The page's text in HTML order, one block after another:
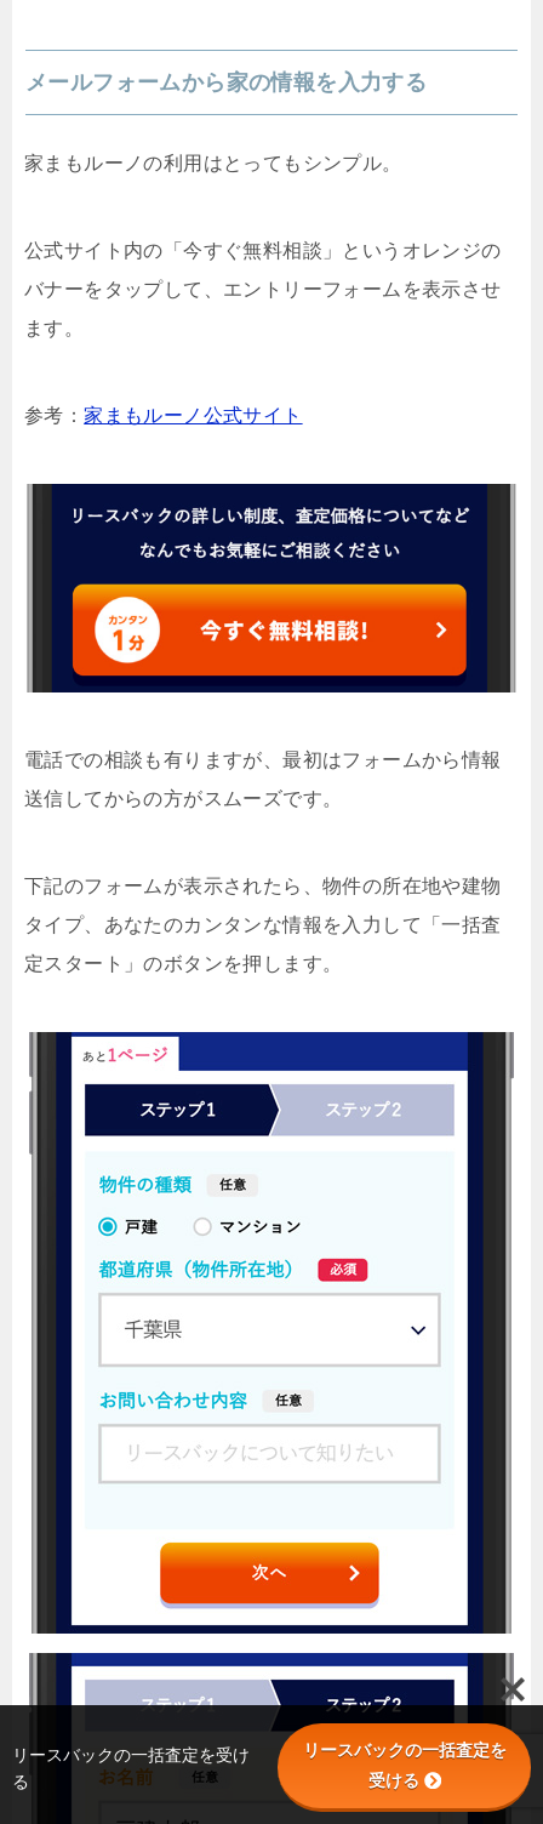
メールフォームから家の情報を入力する
家まもルーノの利用はとってもシンプル。
公式サイト内の「今すぐ無料相談」というオレンジの
バナーをタップして、エントリーフォームを表示させ
ます。
参考：家まもルーノ公式サイト
電話での相談も有りますが、最初はフォームから情報
送信してからの方がスムーズです。
下記のフォームが表示されたら、物件の所在地や建物
タイプ、あなたのカンタンな情報を入力して「一括査
定スタート」のボタンを押します。
リースバックの一括査定を受け
る
リースバックの一括査定を
受ける